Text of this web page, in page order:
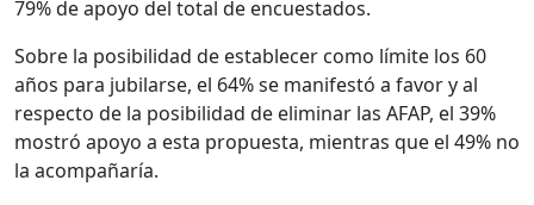
79% de apoyo del total de encuestados.
Sobre la posibilidad de establecer como límite los 60
años para jubilarse, el 64% se manifestó a favor y al
respecto de la posibilidad de eliminar las AFAP, el 39%
mostró apoyo a esta propuesta, mientras que el 49% no
la acompañaría.